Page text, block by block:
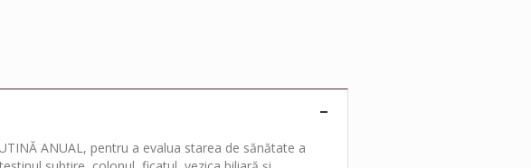
ANUAL, pentru a evalua starea de sănătate a